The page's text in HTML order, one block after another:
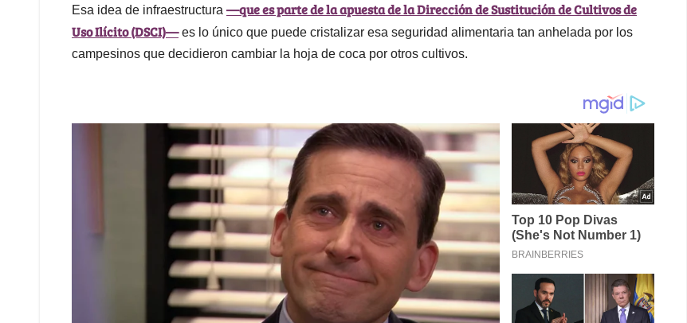
Esa idea de infraestructura —que es parte de la apuesta de la Dirección de Sustitución de Cultivos de
Uso Ilícito (DSCI)—es lo único que puede cristalizar esa seguridad alimentaria tan anhelada por los
campesinos que decidieron cambiar la hoja de coca por otros cultivos.